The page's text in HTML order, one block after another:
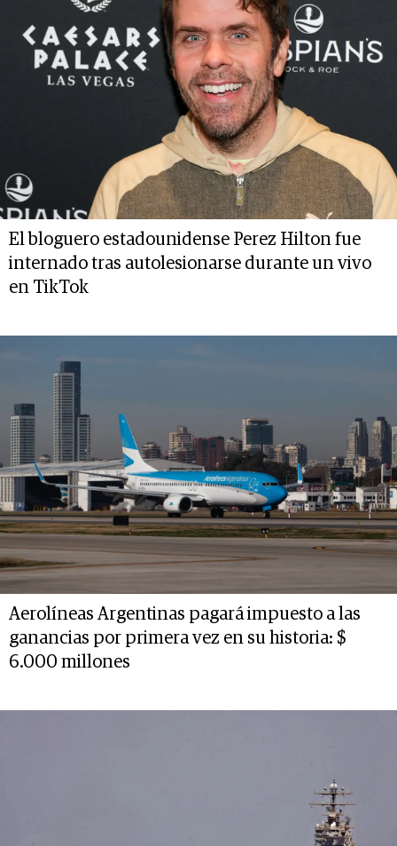
El bloguero estadounidense Perez Hilton fue
internado tras autolesionarse durante un vivo
en TikTok
Aerolíneas Argentinas pagará impuesto a las
ganancias por primera vez en su historia: $
6.000 millones